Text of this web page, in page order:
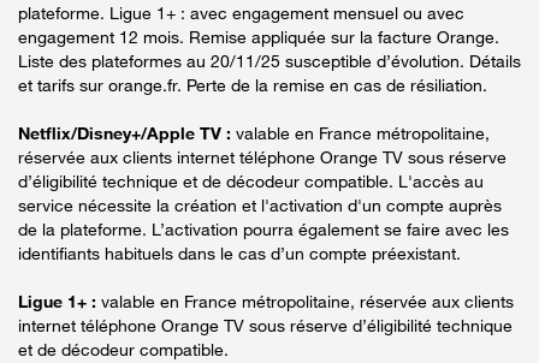
plateforme. Ligue 1+ : avec engagement mensuel ou avec
engagement 12 mois. Remise appliquée sur la facture Orange.
Liste des plateformes au 20/11/25 susceptible d’évolution. Détails
et tarifs sur orange.fr. Perte de la remise en cas de résiliation.
Netflix/Disney+/Apple TV : valable en France métropolitaine,
réservée aux clients internet téléphone Orange TV sous réserve
d’éligibilité technique et de décodeur compatible. L'accès au
service nécessite la création et l'activation d'un compte auprès
de la plateforme. L’activation pourra également se faire avec les
identifiants habituels dans le cas d’un compte préexistant.
Ligue 1+ : valable en France métropolitaine, réservée aux clients
internet téléphone Orange TV sous réserve d’éligibilité technique
et de décodeur compatible.